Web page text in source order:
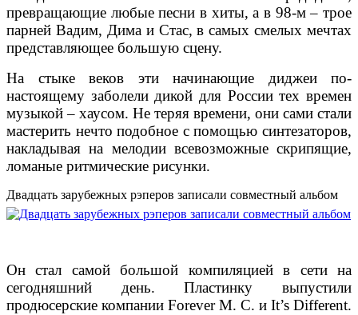
превращающие любые песни в хиты, а в 98-м – трое
парней Вадим, Дима и Стас, в самых смелых мечтах
представляющее большую сцену.
На стыке веков эти начинающие диджеи по-
настоящему заболели дикой для России тех времен
музыкой – хаусом. Не теряя времени, они сами стали
мастерить нечто подобное с помощью синтезаторов,
накладывая на мелодии всевозможные скрипящие,
ломаные ритмические рисунки.
Двадцать зарубежных рэперов записали совместный альбом
Он стал самой большой компиляцией в сети на
сегодняшний день. Пластинку выпустили
продюсерские компании Forever M. C. и It’s Different.